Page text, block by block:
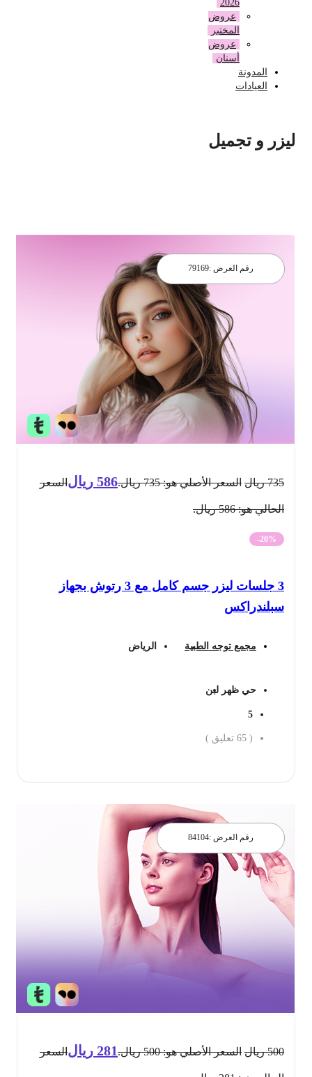
2026
عروض
المختبر
عروض
أسنان
المدونة
العيادات
ليزر و تجميل
رقم العرض : 79169
ريال السعر الأصلي هو: 735 ريال. 586 ريالالسعر
الحالي هو: 586 ريال.
-20%
3 جلسات ليزر جسم كامل مع 3 رتوش بجهاز
سبلندراكس
مجمع توجه الطبية الرياض
حي ظهر لبن
65 تعليق )
رقم العرض : 84104
ريال السعر الأصلي هو: 500 ريال. 281 ريالالسعر